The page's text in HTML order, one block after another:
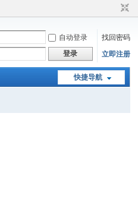
自动登录
找回密码
登录 立即注册
快捷导航